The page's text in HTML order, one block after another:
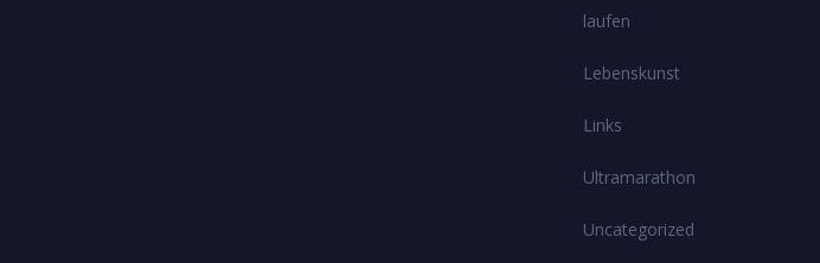
laufen
Lebenskunst
Links
Ultramarathon
Uncategorized